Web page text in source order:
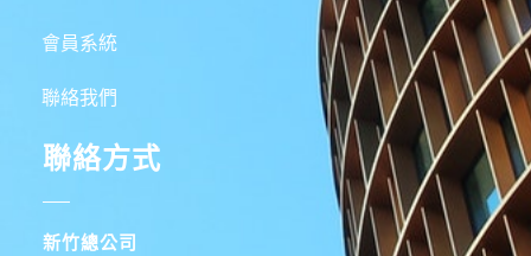
會員系統
聯絡我們
聯絡方式
新竹總公司